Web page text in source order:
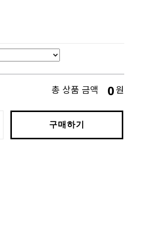
총 상품 금액 0원
구매하기